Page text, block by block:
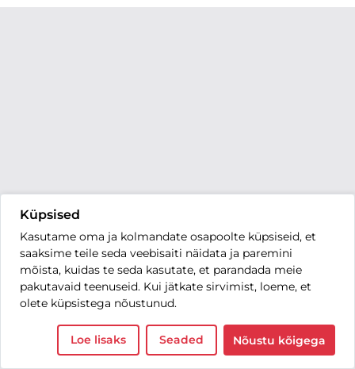
Küpsised
Kasutame oma ja kolmandate osapoolte küpsiseid, et
saaksime teile seda veebisaiti näidata ja paremini
mõista, kuidas te seda kasutate, et parandada meie
pakutavaid teenuseid. Kui jätkate sirvimist, loeme, et
olete küpsistega nõustunud.
Loe lisaks Seaded Nõustu kõigega